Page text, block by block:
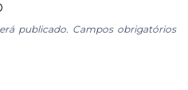
publicado. Campos obrigatórios